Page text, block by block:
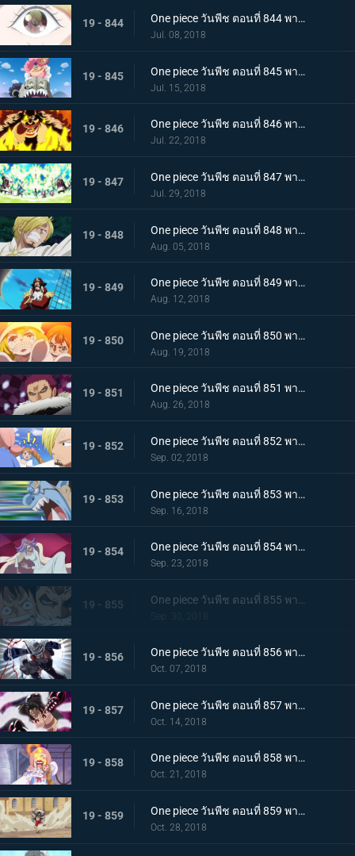
19 - 844 One piece วันพีช ตอนที่ 844 พากย์ไทย หอกแห่งเอลบัฟ! การโจมตีจากบนฟ้าของบิ๊กมัม!
Jul. 08, 2018
19 - 845 One piece วันพีช ตอนที่ 845 พากย์ไทย การตัดสินใจของพุดดิ้ง! ป่าล่อลวง! ที่อยู่ในกองเพลิง
Jul. 15, 2018
19 - 846 One piece วันพีช ตอนที่ 846 พากย์ไทย สายฟ้าโต้กลับ! นามิและเมฆสายฟ้าซุส!
Jul. 22, 2018
19 - 847 One piece วันพีช ตอนที่ 847 พากย์ไทย เจอกันอีกครั้งโดยบังเอิญ! ซันจิและพุดดิ้งชั่วร้ายที่กำลังตกหลุมรัก!
Jul. 29, 2018
19 - 848 One piece วันพีช ตอนที่ 848 พากย์ไทย ปกป้องซันนี่! การต่อสู้อย่างสุดกำลัง! ช็อปเปอร์และบรู๊ค!
Aug. 05, 2018
19 - 849 One piece วันพีช ตอนที่ 849 พากย์ไทย ก่อนจะย่ำรุ่ง! หัวหน้ากลุ่มผู้พิทักษ์ เปโดร
Aug. 12, 2018
19 - 850 One piece วันพีช ตอนที่ 850 พากย์ไทย ต้องกลับไปแน่นอน การออกเรือโดยมีชีวิตเป็นเดิมพันของลูฟี่!
Aug. 19, 2018
19 - 851 One piece วันพีช ตอนที่ 851 พากย์ไทย ชายผู้มีค่าหัวพันล้าน! 1 ใน 3 ขุนพลสุดแกร่ง คาตาคุริ
Aug. 26, 2018
19 - 852 One piece วันพีช ตอนที่ 852 พากย์ไทย เปิดฉากศึกอันดุเดือด ลูฟี่ ปะทะ คาตาคุริ
Sep. 02, 2018
19 - 853 One piece วันพีช ตอนที่ 853 พากย์ไทย กรีนรูม! นายท้ายเรือไร้พ่าย จินเบ!
Sep. 16, 2018
19 - 854 One piece วันพีช ตอนที่ 854 พากย์ไทย การคุกคามของตัวตุ่น ความนิ่ง และการต่อสู้ของลูฟี่
Sep. 23, 2018
19 - 855
Sep. 30, 2018
19 - 856 One piece วันพีช ตอนที่ 856 พากย์ไทย ความลับต้องห้าม! เมริเอนด้าของคาตาคุริ!
Oct. 07, 2018
19 - 857 One piece วันพีช ตอนที่ 857 พากย์ไทย การโต้กลับของลูฟี่! จุดอ่อนของคาตาคุริผู้ไร้เทียมทาน
Oct. 14, 2018
19 - 858 One piece วันพีช ตอนที่ 858 พากย์ไทย เข้าตาจนอีกครั้ง! เกียร์ 4 vs โดนัทไร้เทียมทาน!
Oct. 21, 2018
19 - 859 One piece วันพีช ตอนที่ 859 พากย์ไทย ชิฟฟ่อน! ผู้ต่อต้าน แผนการยิ่งใหญ่ในการลำเลียงเค้กของซันจิ
Oct. 28, 2018